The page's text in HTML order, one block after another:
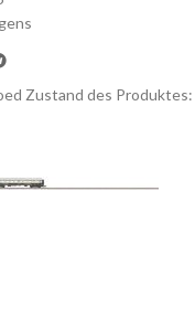
Zustand des Produktes: